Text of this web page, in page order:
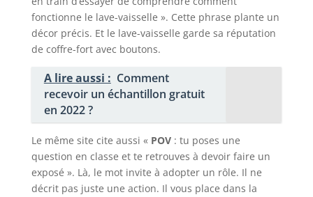
fonctionne le lave-vaisselle ». Cette phrase plante un
décor précis. Et le lave-vaisselle garde sa réputation
de coffre-fort avec boutons.
A lire aussi : Comment
recevoir un échantillon gratuit
en 2022 ?
Le même site cite aussi « POV: tu poses une
question en classe et te retrouves à devoir faire un
exposé ». Là, le mot invite à adopter un rôle. Il ne
décrit pas juste une action. Il vous place dans la